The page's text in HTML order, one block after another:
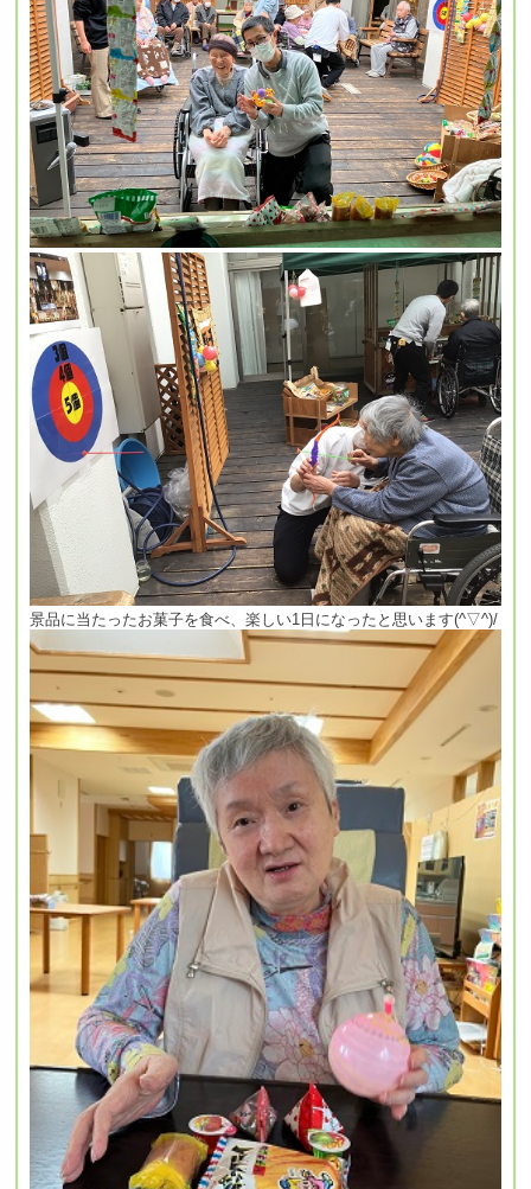
景品に当たったお菓子を食べ、楽しい1日になったと思います(^▽^)/